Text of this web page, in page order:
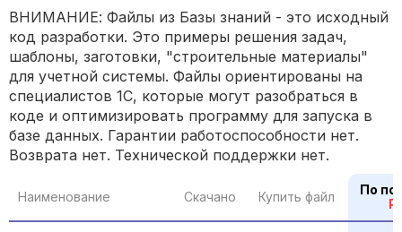
ВНИМАНИЕ: Файлы из Базы знаний - это исходный
код разработки. Это примеры решения задач,
шаблоны, заготовки, "строительные материалы"
для учетной системы. Файлы ориентированы на
специалистов 1С, которые могут разобраться в
коде и оптимизировать программу для запуска в
базе данных. Гарантии работоспособности нет.
Возврата нет. Технической поддержки нет.
Наименование Скачано Купить файл
По